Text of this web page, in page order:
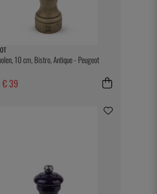
10 cm, Bistro, Antique - Peugeot
€ 39